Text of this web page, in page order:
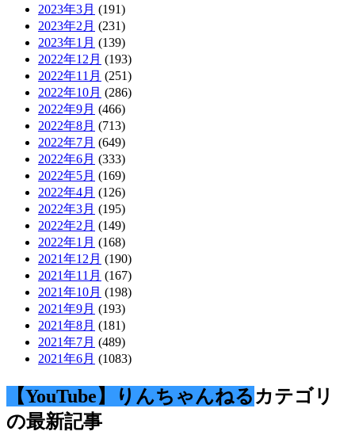
2023年3月 (191)
2023年2月 (231)
2023年1月 (139)
2022年12月 (193)
2022年11月 (251)
2022年10月 (286)
2022年9月 (466)
2022年8月 (713)
2022年7月 (649)
2022年6月 (333)
2022年5月 (169)
2022年4月 (126)
2022年3月 (195)
2022年2月 (149)
2022年1月 (168)
2021年12月 (190)
2021年11月 (167)
2021年10月 (198)
2021年9月 (193)
2021年8月 (181)
2021年7月 (489)
2021年6月 (1083)
【YouTube】りんちゃんねる カテゴリ
の最新記事